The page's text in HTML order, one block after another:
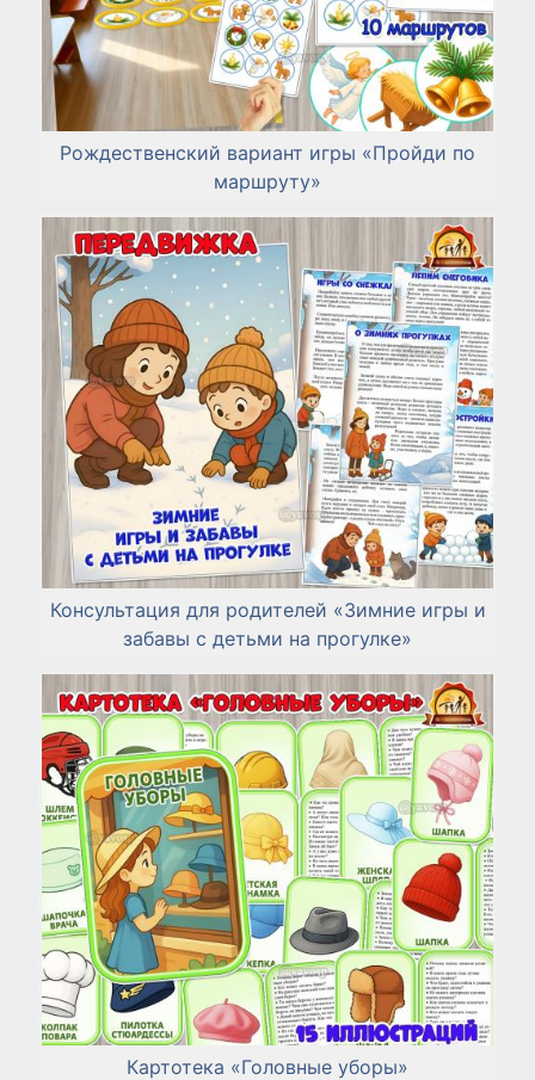
Рождественский вариант игры «Пройди по
маршруту»
Консультация для родителей «Зимние игры и
забавы с детьми на прогулке»
Картотека «Головные уборы»